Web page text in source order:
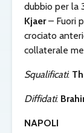
dubbio per la
Kjaer– Fuori
crociato
collaterale
Squalificati:
Diffidati:
NAPOLI